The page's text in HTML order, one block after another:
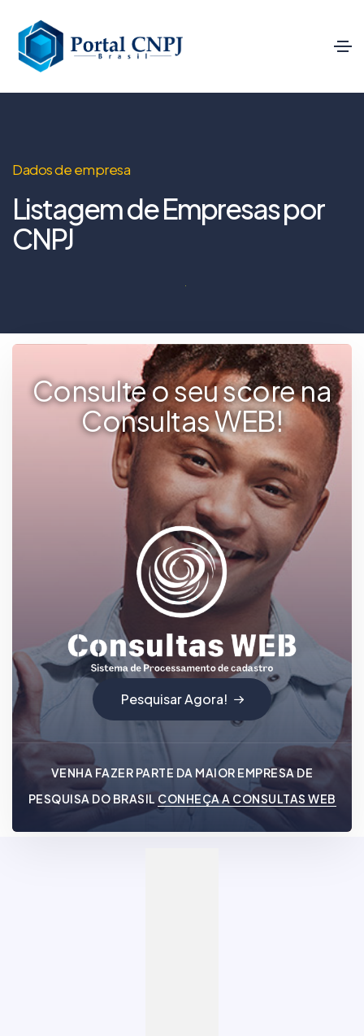
Dados de empresa
Listagem de Empresas por
CNPJ
Consulte o seu score na
Consultas WEB!
Pesquisar Agora!
VENHA FAZER PARTE DA MAIOR EMPRESA DE
PESQUISA DO BRASIL CONHEÇA A CONSULTAS WEB